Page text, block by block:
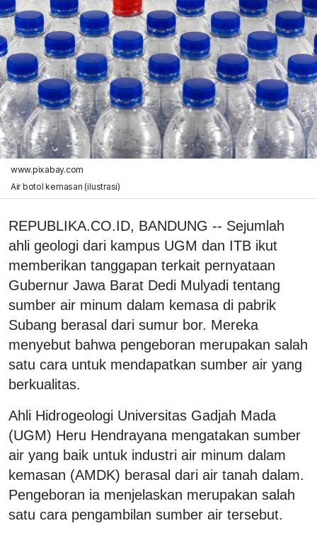
www.pixabay.com
Air botol kemasan (ilustrasi)
REPUBLIKA.CO.ID, BANDUNG -- Sejumlah
ahli geologi dari kampus UGM dan ITB ikut
memberikan tanggapan terkait pernyataan
Gubernur Jawa Barat Dedi Mulyadi tentang
sumber air minum dalam kemasa di pabrik
Subang berasal dari sumur bor. Mereka
menyebut bahwa pengeboran merupakan salah
satu cara untuk mendapatkan sumber air yang
berkualitas.
Ahli Hidrogeologi Universitas Gadjah Mada
(UGM) Heru Hendrayana mengatakan sumber
air yang baik untuk industri air minum dalam
kemasan (AMDK) berasal dari air tanah dalam.
Pengeboran ia menjelaskan merupakan salah
satu cara pengambilan sumber air tersebut.